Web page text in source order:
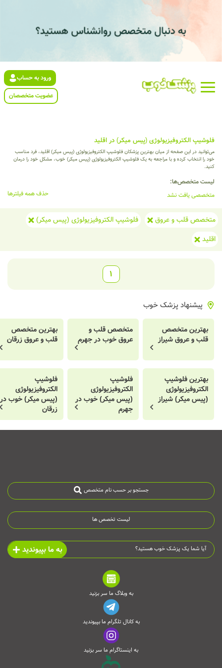
ورود به حساب
عضویت متخصصان
فلوشیپ الکتروفیزیولوژی (پیس میکر) در اقلید
می‌توانید در این صفحه از میان بهترین پزشکان فلوشیپ الکتروفیزیولوژی (پیس میکر) اقلید، فرد مناسب
خود را انتخاب کرده و با مراجعه به یک فلوشیپ الکتروفیزیولوژی (پیس میکر) خوب، مشکل خود را درمان
کنید.
لیست متخصص‌ها:
متخصصی یافت نشد
حذف همه فیلترها
متخصص قلب و عروق
فلوشیپ الکتروفیزیولوژی (پیس میکر)
اقلید
1
پیشنهاد پزشک خوب
بهترین متخصص
قلب و عروق شیراز
متخصص قلب و
عروق خوب در جهرم
بهترین متخصص
قلب و عروق زرقان
بهترین فلوشیپ
الکتروفیزیولوژی
(پیس میکر) شیراز
فلوشیپ
الکتروفیزیولوژی
(پیس میکر) خوب در
جهرم
فلوشیپ
الکتروفیزیولوژی
(پیس میکر) خوب در
زرقان
جستجو بر حسب نام متخصص
لیست تخصص ها
آیا شما یک پزشک خوب هستید؟ به ما بپیوندید
به وبلاگ ما سر بزنید
به کانال تلگرام ما بپیوندید
به اینستاگرام ما سر بزنید